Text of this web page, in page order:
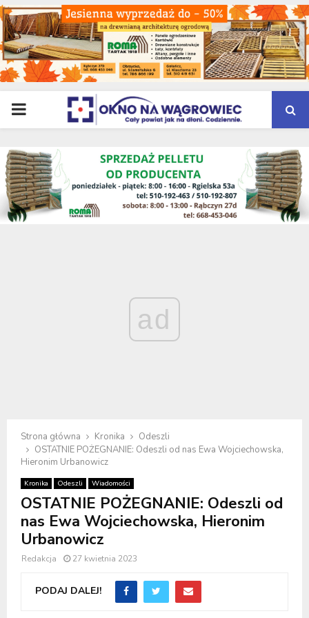
PRIMARY
MENU
ad
Strona główna Kronika
Odeszli
OSTATNIE POŻEGNANIE: Odeszli od nas Ewa Wojciechowska,
Hieronim Urbanowicz
Kronika Odeszli Wiadomości
OSTATNIE POŻEGNANIE: Odeszli od
nas Ewa Wojciechowska, Hieronim
Urbanowicz
Redakcja 27 kwietnia 2023
PODAJ DALEJ!